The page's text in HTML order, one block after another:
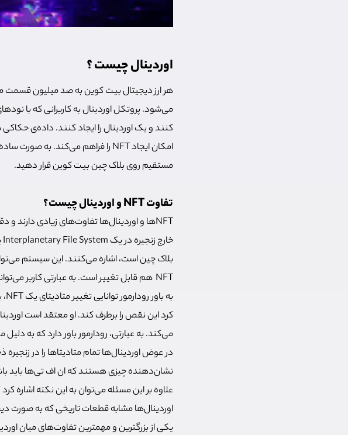
اوردینال چیست ؟
هر ارز دیجیتال بیت کوین به صد میلیون
می‌شود. پروتکل اوردینال به کاربرانی که با
کنند و یک اوردینال را ایجاد کنند. داده‌ی
مستقیم روی بلاک چین بیت کوین قرار دهید.
تفاوت NFT و اوردینال چیست؟
NFTها و اوردینال‌ها تفاوت‌های زیادی دارند و دقیقا شبیه هم نیستند. در شبکه
بلاک چین است، اشاره می‌کنند. این سیستم
NFT هم قابل تغییر است. به عبارتی کاربر می‌تواند متادیتای یک NFT را عوض کنند.
به باور رودارمور توانایی تغییر متادیتای یک NFT، باعث شده NFTها ناقص باشند. رودارمور با ایجاد پروتکل
کرد این نقص را برطرف کند. او معتقد است
می‌کند. به عبارتی، رودارمور باور دارد که به
در عوض اوردینال‌ها تمام متادیتاها را در
نشان‌دهنده چیزی هستند که ان اف تی‌ها باید
علاوه بر این مسئله می‌توان به این نکته اشاره
اوردینال‌ها مشابه قطعات تاریخی که به صورت
یکی از بزرگترین و مهمترین تفاوت‌های میان